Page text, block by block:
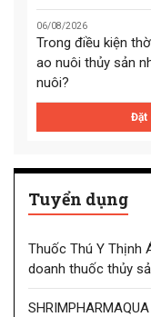
06/08/2026
Trong điều kiện
ao nuôi thủy sản
nuôi?
Đặt
Tuyển dụng
Thuốc Thú Y Thịnh
doanh thuốc thủy